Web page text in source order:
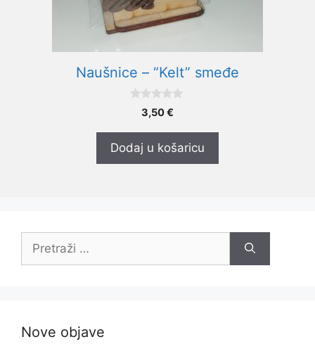
Naušnice – “Kelt” smeđe
3,50€
Dodaj u košaricu
Pretraži:
Nove objave